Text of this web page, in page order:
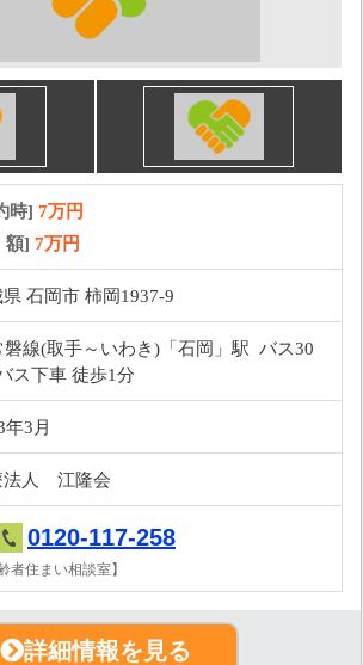
時] 7万円
] 7万円
石岡市 柿岡1937-9
磐線(取手～いわき)「石岡」駅 バス30
ス下車 徒歩1分
年3月
法人 江隆会
0120-117-258
者住まい相談室】
詳細情報を見る